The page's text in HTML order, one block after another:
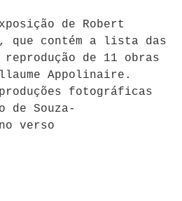
de Robert
que contém a lista das
de 11 obras
Appolinaire.
fotográficas
de Souza-
verso